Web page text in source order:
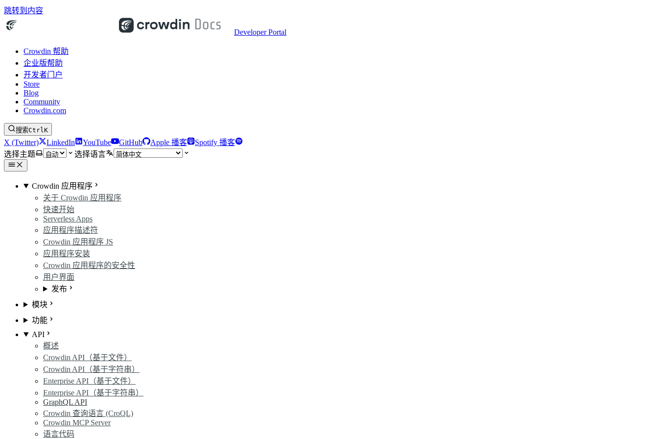
跳转到内容
Developer Portal
Crowdin 帮助
企业版帮助
开发者门户
Store
Blog
Community
Crowdin.com
搜索CtrlK
X (Twitter) LinkedIn YouTube GitHub Apple 播客
Spotify 播客
选择主题
选择语言
Crowdin 应用程序
关于 Crowdin 应用程序
快速开始
Serverless Apps
应用程序描述符
Crowdin 应用程序 JS
应用程序安装
Crowdin 应用程序的安全性
用户界面
发布
模块
功能
API
概述
Crowdin API（基于文件）
Crowdin API（基于字符串）
Enterprise API（基于文件）
Enterprise API（基于字符串）
GraphQL API
Crowdin 查询语言 (CroQL)
Crowdin MCP Server
语言代码